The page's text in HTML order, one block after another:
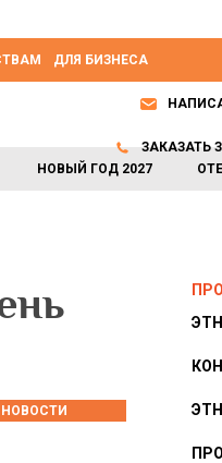
ДЛЯ БИЗНЕСА
НОВЫЙ ГОД 2027
ЗАКАЗАТЬ
НОВОСТИ